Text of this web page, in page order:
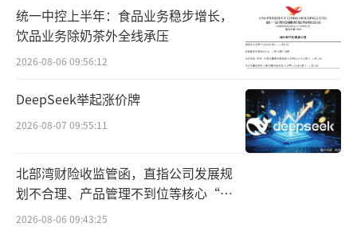
五是以成都为例的主流消费市场面临的压
力更大，成都经销商指出，尽管当地消费者仍
越大，首先一方面是四川市场本身难以打开，
本土主流品牌导致市场壁垒相较其他省市更
高，其次渠道终端工作也比往年压力更大，随
着更多品牌涌入宴席场景，品牌之间的竞争明
显更加激烈。
统一中控上半年：食品业务稳步增长，
饮品业务除奶茶外全线承压
2026-08-06 09:56:12
DeepSeek举起涨价牌
2026-08-07 09:55:11
北部湾财险收监管函，直指公司发展规
划不合理、产品管理不到位等核心“痛
点”
2026-08-06 09:43:25